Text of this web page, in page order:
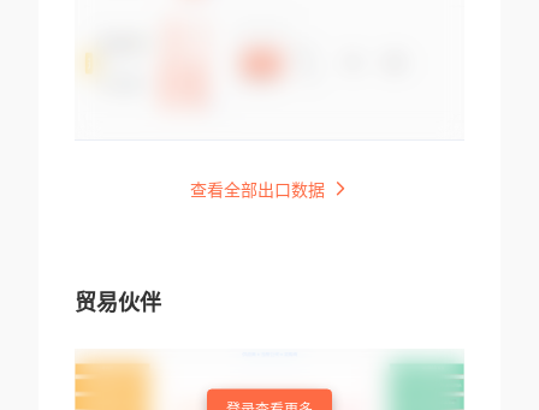
查看全部出口数据
贸易伙伴